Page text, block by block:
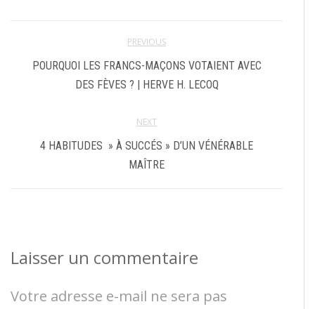
PREVIOUS
POURQUOI LES FRANCS-MAÇONS VOTAIENT AVEC
DES FÈVES ? | HERVE H. LECOQ
NEXT
4 HABITUDES » À SUCCÉS » D’UN VÉNÉRABLE
MAÎTRE
Laisser un commentaire
Votre adresse e-mail ne sera pas